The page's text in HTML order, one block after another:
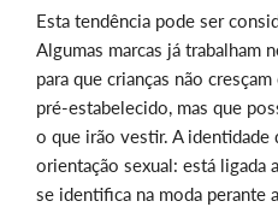
Esta tendência pode ser
Algumas marcas já trabalham
para que crianças não
pré-estabelecido, mas que
o que irão vestir. A
orientação sexual: está ligada
se identifica na moda perante